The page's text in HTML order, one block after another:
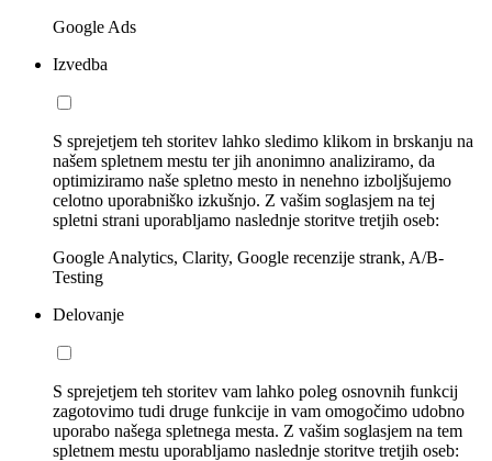
Google Ads
Izvedba
S sprejetjem teh storitev lahko sledimo klikom in brskanju na
našem spletnem mestu ter jih anonimno analiziramo, da
optimiziramo naše spletno mesto in nenehno izboljšujemo
celotno uporabniško izkušnjo. Z vašim soglasjem na tej
spletni strani uporabljamo naslednje storitve tretjih oseb:
Google Analytics, Clarity, Google recenzije strank, A/B-
Testing
Delovanje
S sprejetjem teh storitev vam lahko poleg osnovnih funkcij
zagotovimo tudi druge funkcije in vam omogočimo udobno
uporabo našega spletnega mesta. Z vašim soglasjem na tem
spletnem mestu uporabljamo naslednje storitve tretjih oseb: